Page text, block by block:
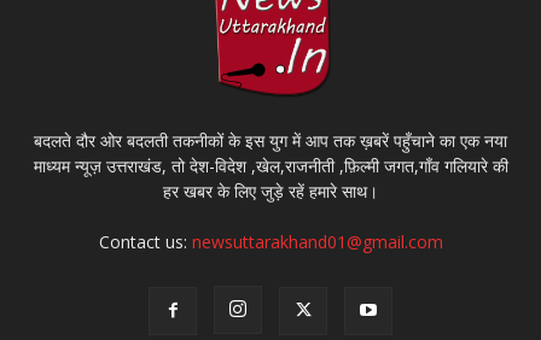
बदलते दौर ओर बदलती तकनीकों के इस युग में आप तक ख़बरें पहुँचाने का एक नया
माध्यम न्यूज़ उत्तराखंड, तो देश-विदेश ,खेल,राजनीती ,फ़िल्मी जगत,गाँव गलियारे की
हर खबर के लिए जुड़े रहें हमारे साथ।
Contact us: newsuttarakhand01@gmail.com